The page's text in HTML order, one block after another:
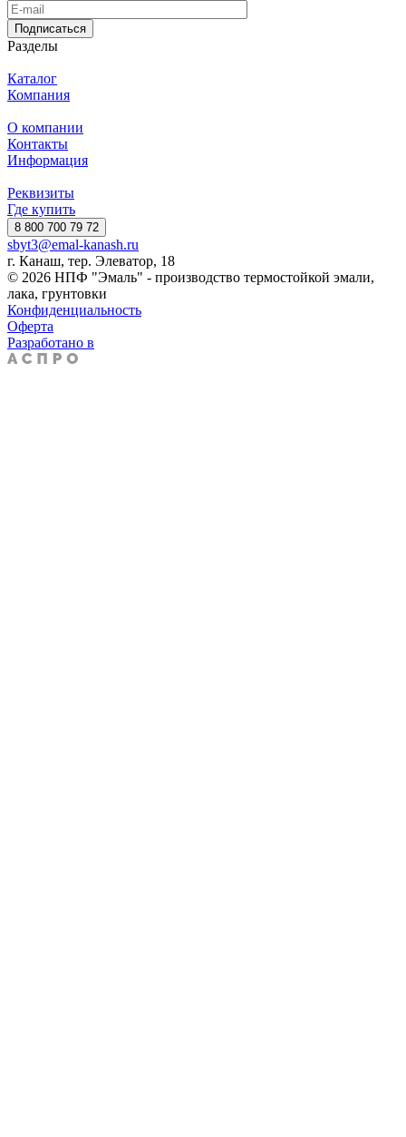
Подписаться
Разделы
Каталог
Компания
О компании
Контакты
Информация
Реквизиты
Где купить
8 800 700 79 72
sbyt3@emal-kanash.ru
г. Канаш, тер. Элеватор, 18
© 2026 НПФ "Эмаль" - производство термостойкой эмали,
лака, грунтовки
Конфиденциальность
Оферта
Разработано в